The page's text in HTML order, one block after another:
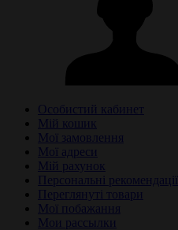
Особистий кабинет
Мій кошик
Мої замовлення
Мої адреси
Мій рахунок
Персональні рекомендації
Переглянуті товари
Мої побажання
Мои рассылки